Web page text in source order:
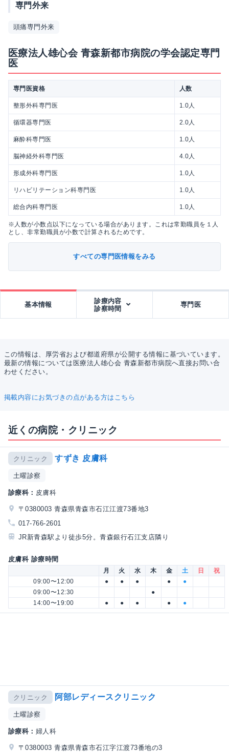
専門外来
頭痛専門外来
医療法人雄心会 青森新都市病院の学会認定専門
医
専門医資格 人数
整形外科専門医 1.0人
循環器専門医 2.0人
麻酔科専門医 1.0人
脳神経外科専門医 4.0人
形成外科専門医 1.0人
リハビリテーション科専門医 1.0人
総合内科専門医 1.0人
※人数が小数点以下になっている場合があります。これは常勤職員を１人
とし、非常勤職員が小数で計算されるためです。
すべての専門医情報をみる
基本情報
診療内容
診察時間
専門医
この情報は、厚労省および都道府県が公開する情報に基づいています。
最新の情報については医療法人雄心会 青森新都市病院へ直接お問い合
わせください。
掲載内容にお気づきの点がある方はこちら
近くの病院・クリニック
クリニック すずき 皮膚科
土曜診察
診療科： 皮膚科
〒0380003 青森県青森市石江江渡73番地3
017-766-2601
JR新青森駅より徒歩5分。青森銀行石江支店隣り
皮膚科 診療時間
月 火 水 木 金 土 日
祝
09:00〜12:00
● ● ● ●
●
09:00〜12:30
●
14:00〜19:00
● ● ● ● ●
クリニック 阿部レディースクリニック
土曜診察
診療科： 婦人科
〒0380003 青森県青森市石江字江渡73番地の3